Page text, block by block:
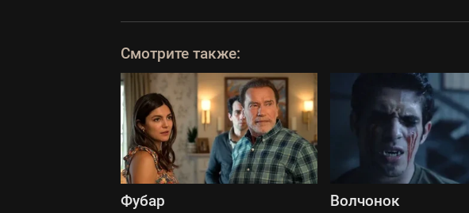
Смотрите также:
Фубар Волчонок